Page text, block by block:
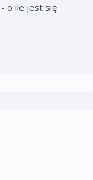
o ile jest się